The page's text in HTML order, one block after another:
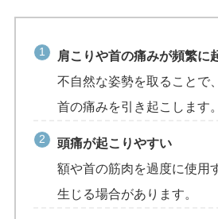
肩こりや首の痛みが頻繁に
不自然な姿勢を取ることで
首の痛みを引き起こします。
頭痛が起こりやすい
額や首の筋肉を過度に使用
生じる場合があります。